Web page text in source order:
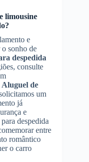
limousine
?
e
sonho de
despedida
consulte
Aluguel de
um
já
e
despedida
entre
romântico
o carro